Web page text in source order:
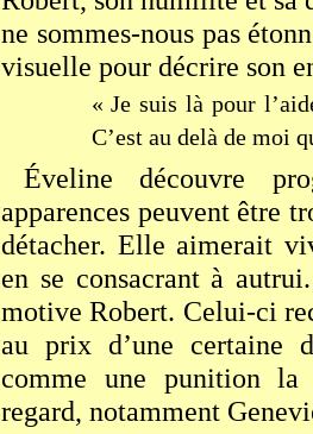
ne sommes-nous pas
visuelle pour décrire son
« Je suis là pour
C’est au delà de moi
Éveline découvre
apparences peuvent être
détacher. Elle aimerait
en se consacrant à
motive Robert. Celui-ci
au prix d’une certaine
comme une punition la
regard, notamment